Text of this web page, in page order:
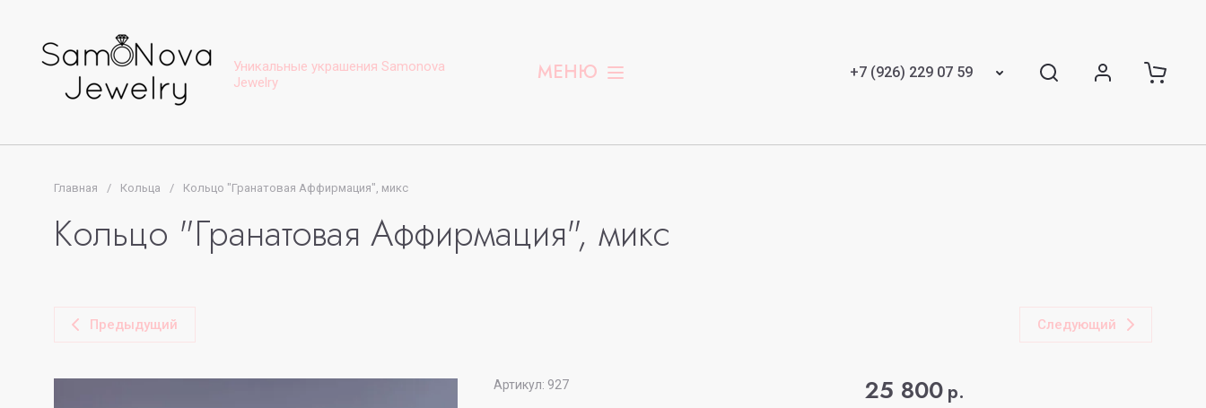
Уникальные украшения Samonova
Jewelry
МЕНЮ +7 (926) 229 07 59
Главная / Кольца / Кольцо "Гранатовая Аффирмация", микс
Кольцо "Гранатовая Аффирмация", микс
Предыдущий Следующий
Артикул: 927 25 800 р.